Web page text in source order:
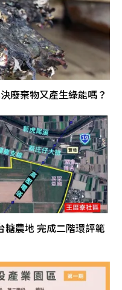
廢棄物又產生綠能嗎？
糖農地 完成二階環評範